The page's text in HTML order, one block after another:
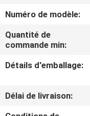
VISITE
D'USINE
CONTRÔLE
QUALITÉ
Numéro de modèle:
Quantité de
commande min:
Détails d'emballage:
Délai de livraison: